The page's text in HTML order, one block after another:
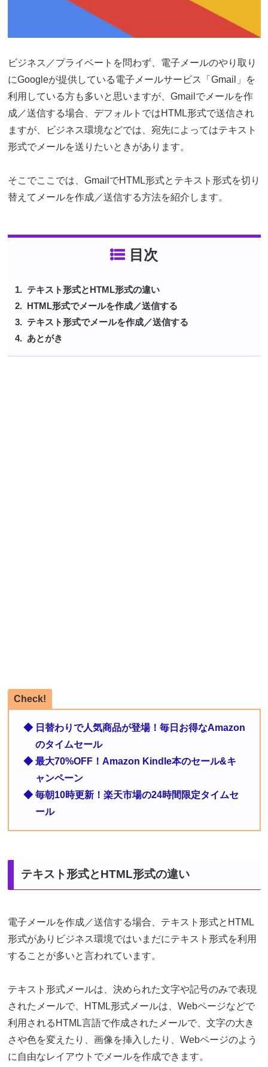
ビジネス／プライベートを問わず、電子メールのやり取り
にGoogleが提供している電子メールサービス「Gmail」を
利用している方も多いと思いますが、Gmailでメールを作
成／送信する場合、デフォルトではHTML形式で送信され
ますが、ビジネス環境などでは、宛先によってはテキスト
形式でメールを送りたいときがあります。
そこでここでは、GmailでHTML形式とテキスト形式を切り
替えてメールを作成／送信する方法を紹介します。
目次
テキスト形式とHTML形式の違い
HTML形式でメールを作成／送信する
テキスト形式でメールを作成／送信する
あとがき
Check!
◆ 日替わりで人気商品が登場！毎日お得なAmazon
のタイムセール
◆ 最大70%OFF！Amazon Kindle本のセール&キ
ャンペーン
◆ 毎朝10時更新！楽天市場の24時間限定タイムセ
ール
テキスト形式とHTML形式の違い
電子メールを作成／送信する場合、テキスト形式とHTML
形式がありビジネス環境ではいまだにテキスト形式を利用
することが多いと言われています。
テキスト形式メールは、決められた文字や記号のみで表現
されたメールで、HTML形式メールは、Webページなどで
利用されるHTML言語で作成されたメールで、文字の大き
さや色を変えたり、画像を挿入したり、Webページのよう
に自由なレイアウトでメールを作成できます。